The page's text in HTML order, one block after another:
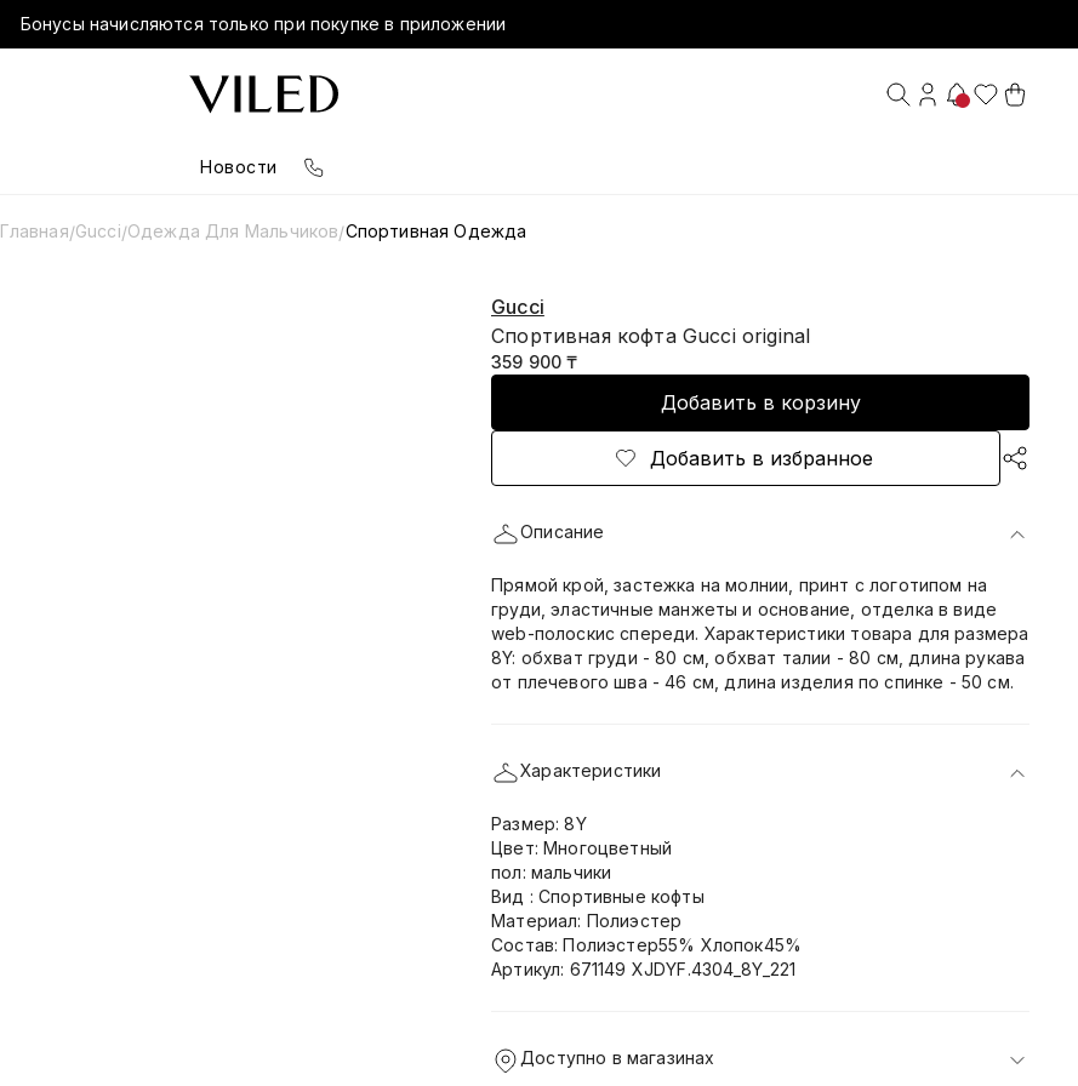
Бонусы начисляются только при покупке в приложении
Новости
Главная/Gucci/Одежда Для Мальчиков/Спортивная Одежда
Gucci
Спортивная кофта Gucci original
359 900 ₸
Добавить в корзину
Добавить в избранное
Описание
Прямой крой, застежка на молнии, принт с логотипом на
груди, эластичные манжеты и основание, отделка в виде
web-полоскис спереди. Характеристики товара для размера
8Y: обхват груди - 80 см, обхват талии - 80 см, длина рукава
от плечевого шва - 46 см, длина изделия по спинке - 50 см.
Характеристики
Размер: 8Y
Цвет: Многоцветный
пол: мальчики
Вид : Спортивные кофты
Материал: Полиэстер
Состав: Полиэстер55% Хлопок45%
Артикул: 671149 XJDYF.4304_8Y_221
Доступно в магазинах